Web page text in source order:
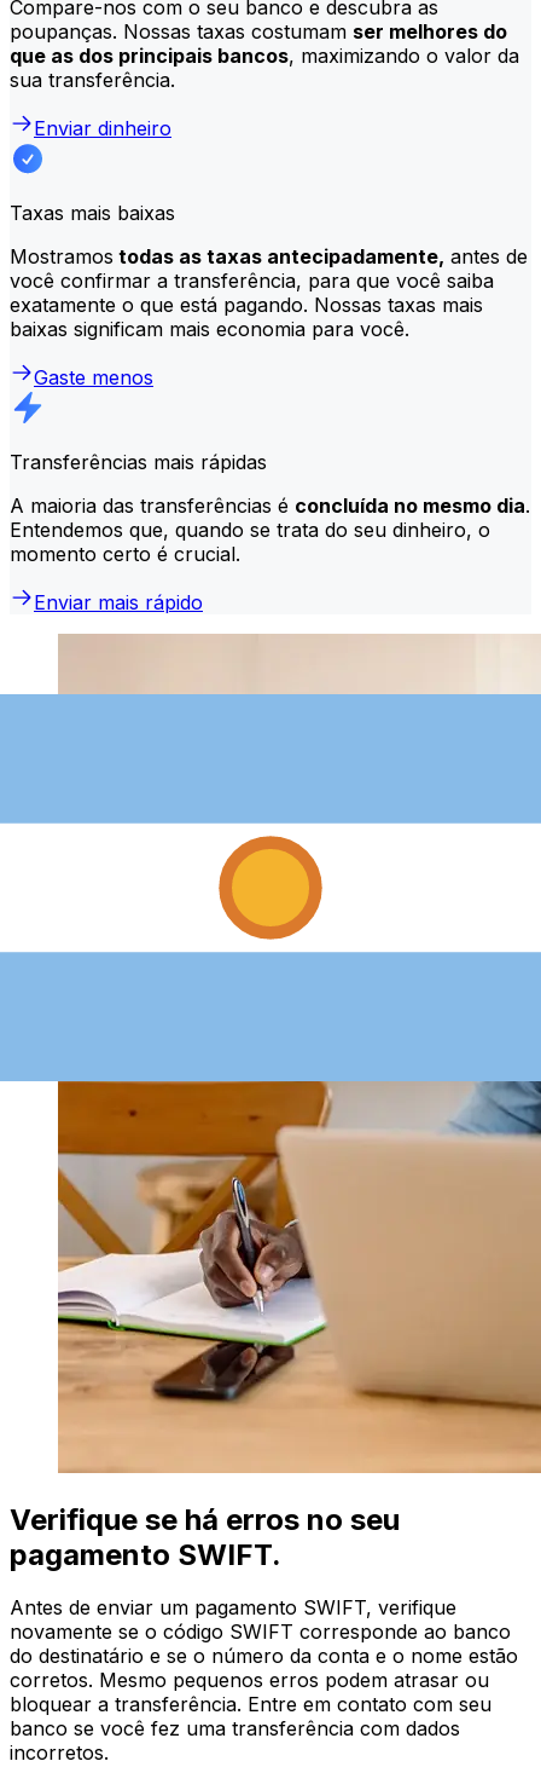
Compare-nos com o seu banco e descubra as
poupanças. Nossas taxas costumam ser melhores do
que as dos principais bancos, maximizando o valor da
sua transferência.
Enviar dinheiro
Taxas mais baixas
Mostramos todas as taxas antecipadamente, antes de
você confirmar a transferência, para que você saiba
exatamente o que está pagando. Nossas taxas mais
baixas significam mais economia para você.
Gaste menos
Transferências mais rápidas
A maioria das transferências é concluída no mesmo dia.
Entendemos que, quando se trata do seu dinheiro, o
momento certo é crucial.
Enviar mais rápido
Verifique se há erros no seu
pagamento SWIFT.
Antes de enviar um pagamento SWIFT, verifique
novamente se o código SWIFT corresponde ao banco
do destinatário e se o número da conta e o nome estão
corretos. Mesmo pequenos erros podem atrasar ou
bloquear a transferência. Entre em contato com seu
banco se você fez uma transferência com dados
incorretos.